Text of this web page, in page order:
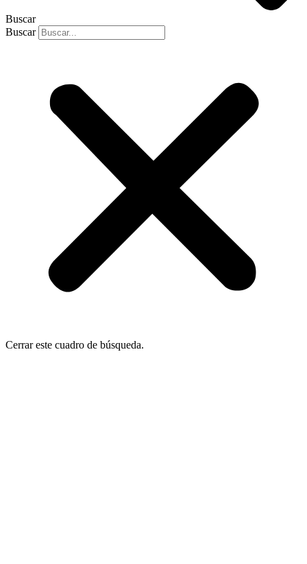
Buscar
Buscar
Cerrar este cuadro de búsqueda.